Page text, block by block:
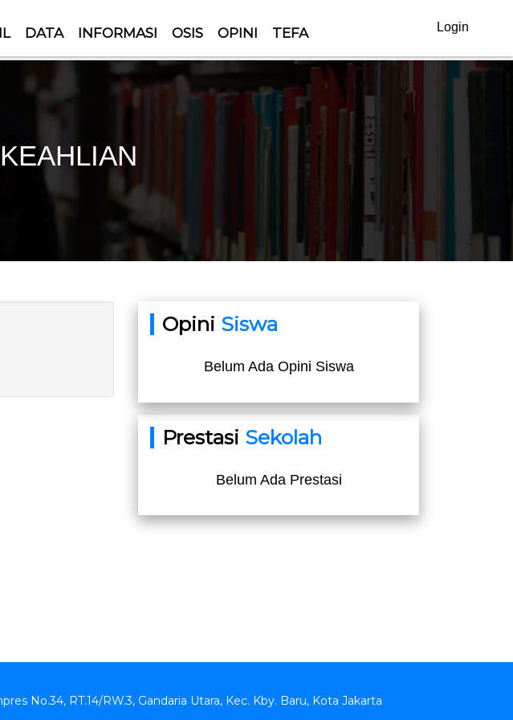
DATA INFORMASI OSIS OPINI TEFA Login
Opini Siswa
Belum Ada Opini Siswa
Prestasi Sekolah
Belum Ada Prestasi
No.34, RT.14/RW.3, Gandaria Utara, Kec. Kby. Baru, Kota Jakarta